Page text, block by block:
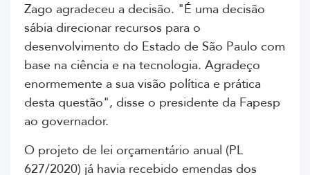
Zago agradeceu a decisão. "É uma decisão
sábia direcionar recursos para o
desenvolvimento do Estado de São Paulo com
base na ciência e na tecnologia. Agradeço
enormemente a sua visão política e prática
desta questão", disse o presidente da Fapesp
ao governador.
O projeto de lei orçamentário anual (PL
627/2020) já havia recebido emendas dos